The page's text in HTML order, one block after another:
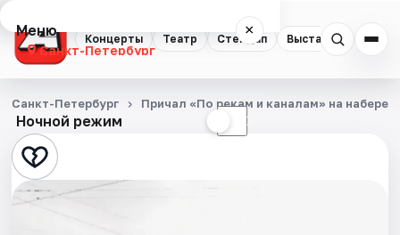
Концерты Театр Стендап Выставки
Меню ×
Санкт-Петербург
Концерты
Театр
Стендап
Ночной режим ☾
Санкт-Петербург Причал «По рекам и каналам» на